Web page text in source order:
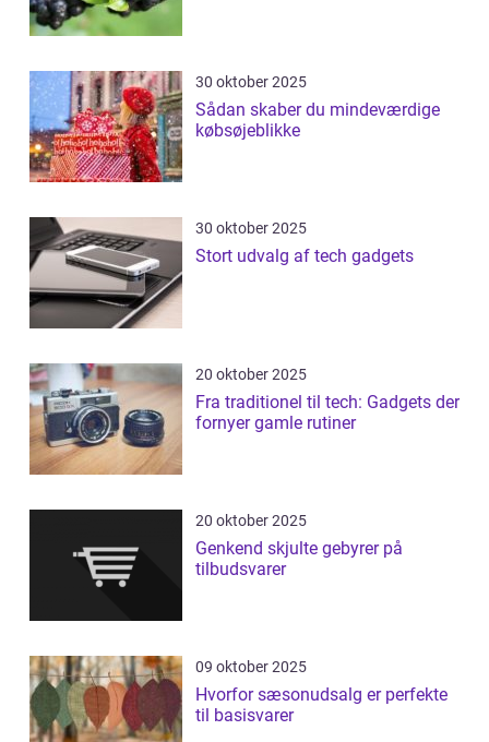
30 oktober 2025
Sådan skaber du mindeværdige
købsøjeblikke
30 oktober 2025
Stort udvalg af tech gadgets
20 oktober 2025
Fra traditionel til tech: Gadgets der
fornyer gamle rutiner
20 oktober 2025
Genkend skjulte gebyrer på
tilbudsvarer
09 oktober 2025
Hvorfor sæsonudsalg er perfekte
til basisvarer